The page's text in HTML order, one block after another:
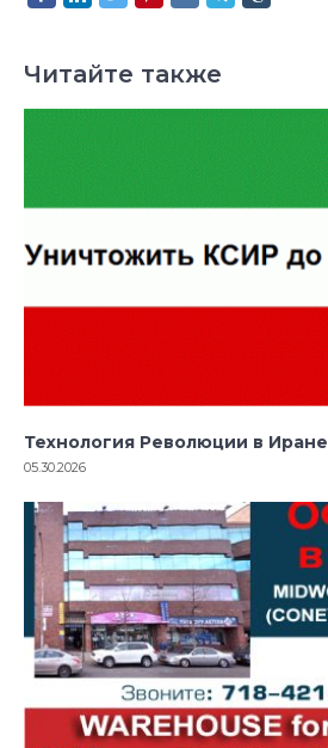
Читайте также
Технология Революции в Иране
05.30.2026